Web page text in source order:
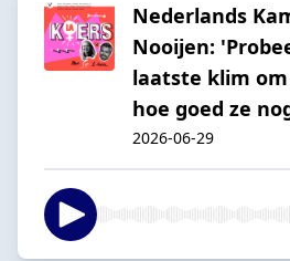
Nederlands
Nooijen:
laatste klim
hoe goed ze
2026-06-29